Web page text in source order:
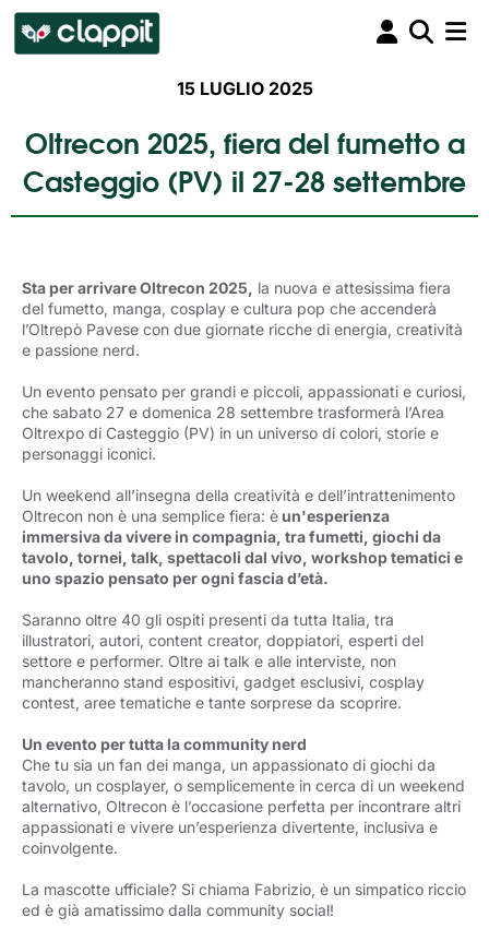
15 LUGLIO 2025
Oltrecon 2025, fiera del fumetto a
Casteggio (PV) il 27-28 settembre
Sta per arrivare Oltrecon 2025, la nuova e attesissima fiera
del fumetto, manga, cosplay e cultura pop che accenderà
l’Oltrepò Pavese con due giornate ricche di energia, creatività
e passione nerd.
Un evento pensato per grandi e piccoli, appassionati e curiosi,
che sabato 27 e domenica 28 settembre trasformerà l’Area
Oltrexpo di Casteggio (PV) in un universo di colori, storie e
personaggi iconici.
Un weekend all’insegna della creatività e dell’intrattenimento
Oltrecon non è una semplice fiera: è un'esperienza
immersiva da vivere in compagnia, tra fumetti, giochi da
tavolo, tornei, talk, spettacoli dal vivo, workshop tematici e
uno spazio pensato per ogni fascia d’età.
Saranno oltre 40 gli ospiti presenti da tutta Italia, tra
illustratori, autori, content creator, doppiatori, esperti del
settore e performer. Oltre ai talk e alle interviste, non
mancheranno stand espositivi, gadget esclusivi, cosplay
contest, aree tematiche e tante sorprese da scoprire.
Un evento per tutta la community nerd
Che tu sia un fan dei manga, un appassionato di giochi da
tavolo, un cosplayer, o semplicemente in cerca di un weekend
alternativo, Oltrecon è l’occasione perfetta per incontrare altri
appassionati e vivere un’esperienza divertente, inclusiva e
coinvolgente.
La mascotte ufficiale? Si chiama Fabrizio, è un simpatico riccio
ed è già amatissimo dalla community social!